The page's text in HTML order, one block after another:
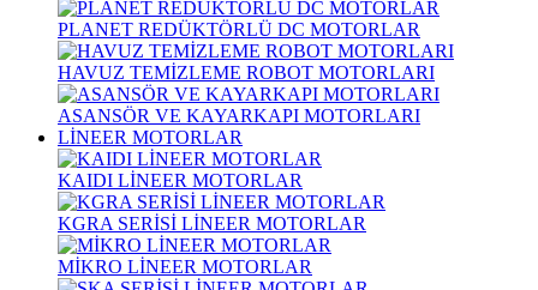
PLANET REDÜKTÖRLÜ DC MOTORLAR
HAVUZ TEMİZLEME ROBOT MOTORLARI
ASANSÖR VE KAYARKAPI MOTORLARI
LİNEER MOTORLAR
KAIDI LİNEER MOTORLAR
KGRA SERİSİ LİNEER MOTORLAR
MİKRO LİNEER MOTORLAR